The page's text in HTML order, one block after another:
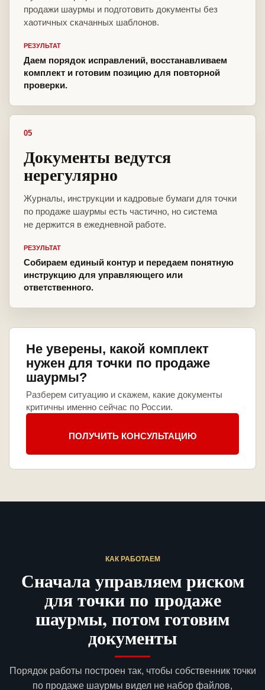
продажи шаурмы и подготовить документы без
хаотичных скачанных шаблонов.
РЕЗУЛЬТАТ
Даем порядок исправлений, восстанавливаем
комплект и готовим позицию для повторной
проверки.
05
Документы ведутся
нерегулярно
Журналы, инструкции и кадровые бумаги для точки
по продаже шаурмы есть частично, но система
не держится в ежедневной работе.
РЕЗУЛЬТАТ
Собираем единый контур и передаем понятную
инструкцию для управляющего или
ответственного.
Не уверены, какой комплект
нужен для точки по продаже
шаурмы?
Разберем ситуацию и скажем, какие документы
критичны именно сейчас по России.
ПОЛУЧИТЬ КОНСУЛЬТАЦИЮ
КАК РАБОТАЕМ
Сначала управляем риском
для точки по продаже
шаурмы, потом готовим
документы
Порядок работы построен так, чтобы собственник точки
по продаже шаурмы видел не набор файлов,